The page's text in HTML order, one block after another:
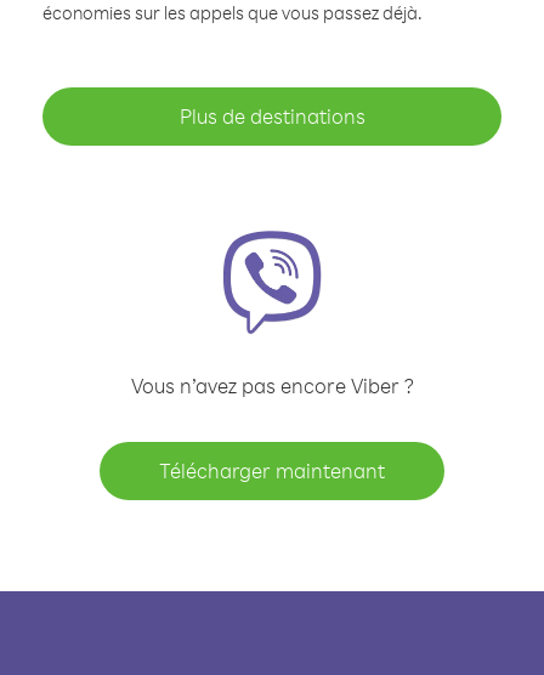
économies sur les appels que vous passez déjà.
Plus de destinations
Vous n’avez pas encore Viber ?
Télécharger maintenant